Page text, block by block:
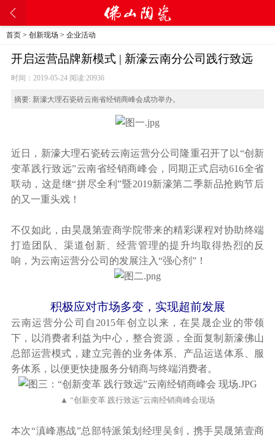
首页 > 创新现场 > 企业活动
开启运营品牌新模式 | 新濠云南分公司践行致远
时间：2019-05-24 阅读:20936
摘要:新濠大理石瓷砖云南省经销商峰会成功举办。
近日，新濠大理石瓷砖云南运营分公司隆重召开了以“创新
变革践行致远”云南省经销商峰会，同期正式启动616全省
联动，这是继“拼尽全利”暨2019新濠第二季新品抢购节后
的又一重头戏！
不仅如此，由昊晟第壹商学院带来的精彩课程对协助终端
打造团队、渠道创新、经营管理的提升均取得热烈的反
响，为云南运营分公司的发展注入“强心剂”！
积极应对市场多变，实现超前发展
云南运营分公司自2015年创立以来，在昊晟企业的带领
下，以消费者利益为中心，整合资源，全面复制新濠佛山
总部运营模式，建立完善的业务体系、产品运送体系、服
务体系，以便更快捷服务分销商与终端消费者。
▲ “创新变革 践行致远”云南经销商峰会现场
本次“滇峰惠战”总部特派策划经理吴剑，携手昊晟第壹商